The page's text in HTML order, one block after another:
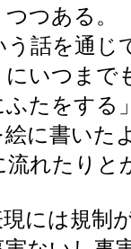
つある。
う話を通じ
にいつまで
ふたをす
絵に書いた
流れたりと
現には規制